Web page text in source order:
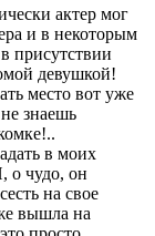
актер мог
и в некоторым
присутствии
девушкой!
место вот уже
знаешь
в моих
о чудо, он
на свое
вышла на